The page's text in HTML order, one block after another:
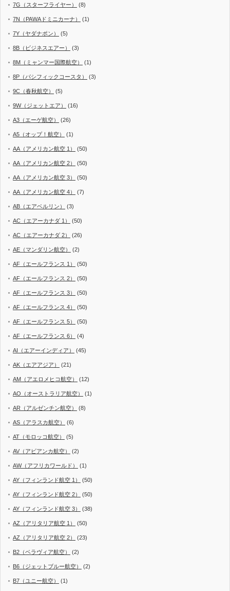
7G（スターフライヤー） (8)
7N（PAWAドミニカーナ） (1)
7Y（ヤダナポン） (5)
8B（ビジネスエアー） (3)
8M（ミャンマー国際航空） (1)
8P（パシフィックコースタ） (3)
9C（春秋航空） (5)
9W（ジェットエア） (16)
A3（エーゲ航空） (26)
A5（オップ！航空） (1)
AA（アメリカン航空 1） (50)
AA（アメリカン航空 2） (50)
AA（アメリカン航空 3） (50)
AA（アメリカン航空 4） (7)
AB（エアベルリン） (3)
AC（エアーカナダ 1） (50)
AC（エアーカナダ 2） (26)
AE（マンダリン航空） (2)
AF（エールフランス 1） (50)
AF（エールフランス 2） (50)
AF（エールフランス 3） (50)
AF（エールフランス 4） (50)
AF（エールフランス 5） (50)
AF（エールフランス 6） (4)
AI（エアーインディア） (45)
AK（エアアジア） (21)
AM（アエロメヒコ航空） (12)
AO（オーストラリア航空） (1)
AR（アルゼンチン航空） (8)
AS（アラスカ航空） (6)
AT（モロッコ航空） (5)
AV（アビアンカ航空） (2)
AW（アフリカワールド） (1)
AY（フィンランド航空 1） (50)
AY（フィンランド航空 2） (50)
AY（フィンランド航空 3） (38)
AZ（アリタリア航空 1） (50)
AZ（アリタリア航空 2） (23)
B2（ベラヴィア航空） (2)
B6（ジェットブルー航空） (2)
B7（ユニー航空） (1)